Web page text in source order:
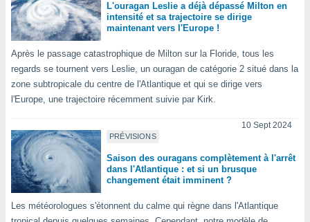
de
nos
le
ou
des
sur
L'ouragan Leslie a déjà dépassé Milton en
intensité et sa trajectoire se dirige
maintenant vers l'Europe !
Après le passage catastrophique de Milton sur la Floride, tous les
regards se tournent vers Leslie, un ouragan de catégorie 2 situé dans la
zone subtropicale du centre de l'Atlantique et qui se dirige vers
l'Europe, une trajectoire récemment suivie par Kirk.
PRÉVISIONS
10 Sept 2024
Saison des ouragans complètement à l'arrêt
dans l'Atlantique : et si un brusque
changement était imminent ?
Les météorologues s'étonnent du calme qui règne dans l'Atlantique